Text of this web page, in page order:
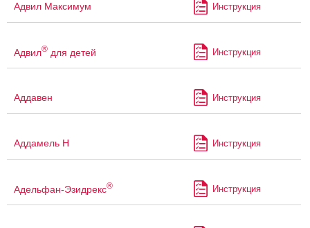
Адвил Максимум Инструкция
Адвил® для детей Инструкция
Аддавен Инструкция
Аддамель Н Инструкция
Адельфан-Эзидрекс® Инструкция